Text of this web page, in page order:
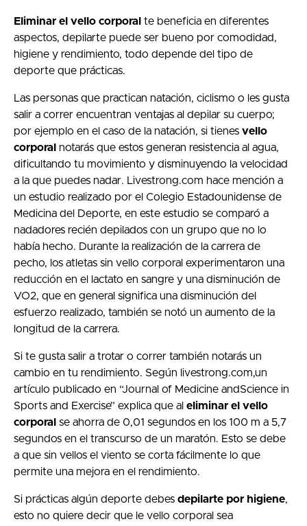
Eliminar el vello corporal te beneficia en diferentes
aspectos, depilarte puede ser bueno por comodidad,
higiene y rendimiento, todo depende del tipo de
deporte que prácticas.
Las personas que practican natación, ciclismo o les gusta
salir a correr encuentran ventajas al depilar su cuerpo;
por ejemplo en el caso de la natación, si tienes vello
corporal notarás que estos generan resistencia al agua,
dificultando tu movimiento y disminuyendo la velocidad
a la que puedes nadar. Livestrong.com hace mención a
un estudio realizado por el Colegio Estadounidense de
Medicina del Deporte, en este estudio se comparó a
nadadores recién depilados con un grupo que no lo
había hecho. Durante la realización de la carrera de
pecho, los atletas sin vello corporal experimentaron una
reducción en el lactato en sangre y una disminución de
VO2, que en general significa una disminución del
esfuerzo realizado, también se notó un aumento de la
longitud de la carrera.
Si te gusta salir a trotar o correr también notarás un
cambio en tu rendimiento. Según livestrong.com,un
artículo publicado en “Journal of Medicine andScience in
Sports and Exercise” explica que al eliminar el vello
corporal se ahorra de 0,01 segundos en los 100 m a 5,7
segundos en el transcurso de un maratón. Esto se debe
a que sin vellos el viento se corta fácilmente lo que
permite una mejora en el rendimiento.
Si prácticas algún deporte debes depilarte por higiene,
esto no quiere decir que le vello corporal sea